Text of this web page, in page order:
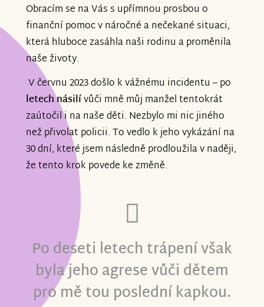
Obracím se na Vás s upřímnou prosbou o
finanční pomoc v náročné a nečekané situaci,
která hluboce zasáhla naši rodinu a proměnila
naše životy.
V červnu 2023 došlo k vážnému incidentu – po
letech násilívůči mně můj manžel tentokrát
zaútočil i na naše děti. Nezbylo mi nic jiného
než přivolat policii. To vedlo k jeho vykázání na
30 dní, které jsem následně prodloužila v naději,
že tento krok povede ke změně.
Po deseti letech trápení však
byla jeho agrese vůči dětem
pro mě tou poslední kapkou.